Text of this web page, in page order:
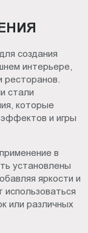
создания
интерьере,
стали
которые
эффектов и игры
в
установлены
яркости и
использоваться
или различных